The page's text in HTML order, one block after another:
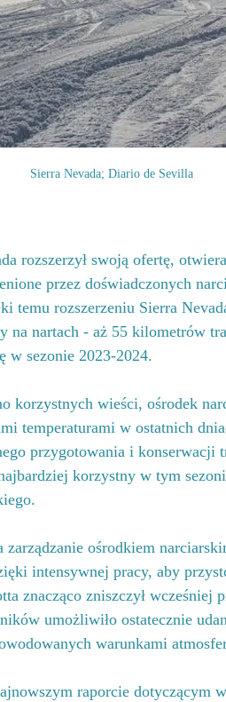
Sierra Nevada; Diario de Sevilla
rozszerzył swoją ofertę,
przez doświadczonych
temu rozszerzeniu Sierra
na nartach - aż 55 kilometrów
w sezonie 2023-2024.
korzystnych wieści, ośrodek
temperaturami w ostatnich
przygotowania i konserwacji
korzystny w tym
ośrodkiem
intensywnej pracy, aby
znacząco zniszczył wcześniej
umożliwiło ostatecznie
warunkami
raporcie dotyczącym